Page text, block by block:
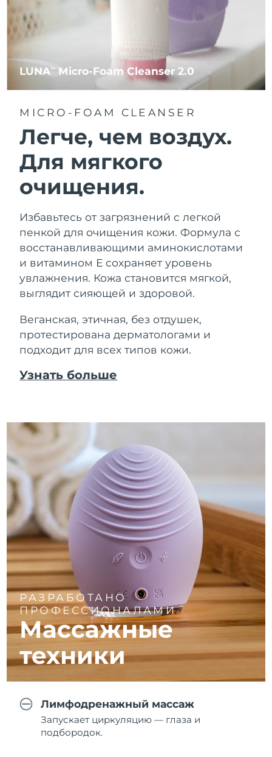
LUNATM Micro-Foam Cleanser 2.0
MICRO-FOAM CLEANSER
Легче, чем воздух.
Для мягкого
очищения.
Избавьтесь от загрязнений с легкой
пенкой для очищения кожи. Формула с
восстанавливающими аминокислотами
и витамином Е сохраняет уровень
увлажнения. Кожа становится мягкой,
выглядит сияющей и здоровой.
Веганская, этичная, без отдушек,
протестирована дерматологами и
подходит для всех типов кожи.
Узнать больше
РАЗРАБОТАНО
ПРОФЕССИОНАЛАМИ
Массажные
техники
Лимфодренажный массаж
Запускает циркуляцию — глаза и
подбородок.